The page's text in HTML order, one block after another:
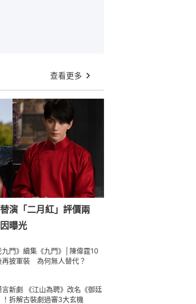
查看更多
演「二月紅」評價兩
曝光
九門》續集《九門》│陳偉霆10
再披軍裝 為何無人替代？
言新劇 《江山為聘》改名《御廷
！拆解古裝劇過審3大玄機